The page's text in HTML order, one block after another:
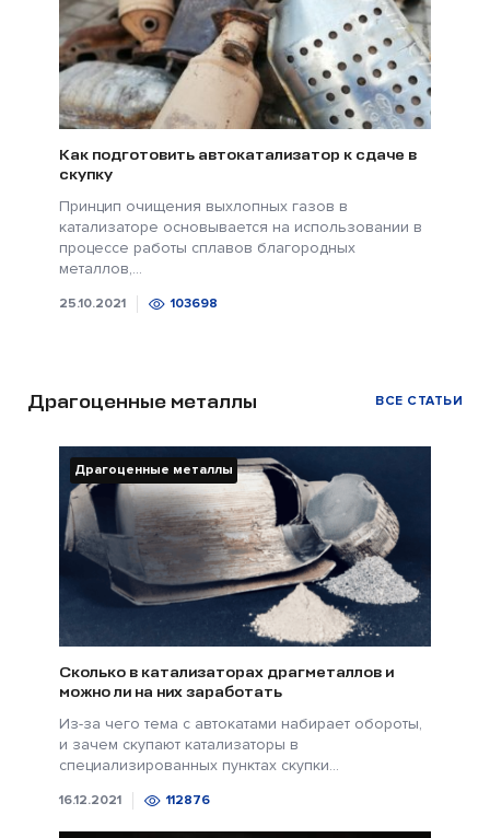
Как подготовить автокатализатор к сдаче в
скупку
Принцип очищения выхлопных газов в
катализаторе основывается на использовании в
процессе работы сплавов благородных
металлов,...
25.10.2021 103698
Драгоценные металлы ВСЕ СТАТЬИ
Драгоценные металлы
Сколько в катализаторах драгметаллов и
можно ли на них заработать
Из-за чего тема с автокатами набирает обороты,
и зачем скупают катализаторы в
специализированных пунктах скупки...
16.12.2021 112876